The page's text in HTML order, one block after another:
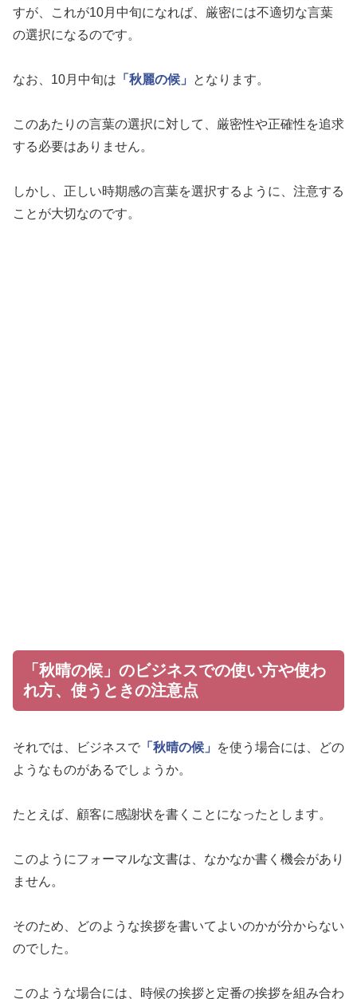
すが、これが10月中旬になれば、厳密には不適切な言葉
の選択になるのです。
なお、10月中旬は 「秋麗の候」 となります。
このあたりの言葉の選択に対して、厳密性や正確性を追求
する必要はありません。
しかし、正しい時期感の言葉を選択するように、注意する
ことが大切なのです。
「秋晴の候」のビジネスでの使い方や使わ
れ方、使うときの注意点
それでは、ビジネスで 「秋晴の候」
を使う場合には、どの
ようなものがあるでしょうか。
たとえば、顧客に感謝状を書くことになったとします。
このようにフォーマルな文書は、なかなか書く機会があり
ません。
そのため、どのような挨拶を書いてよいのかが分からない
のでした。
このような場合には、時候の挨拶と定番の挨拶を組み合わ